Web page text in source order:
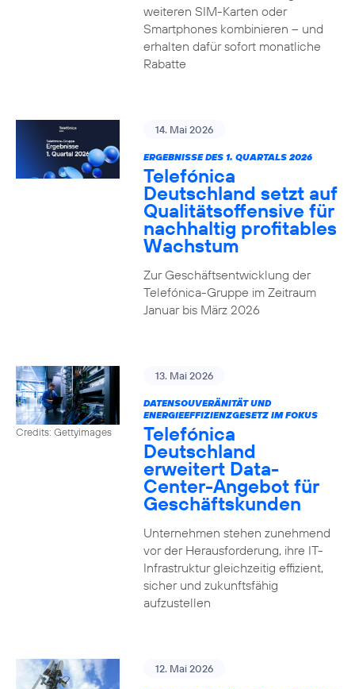
weiteren SIM-Karten oder
Smartphones kombinieren – und
erhalten dafür sofort monatliche
Rabatte
14. Mai 2026
ERGEBNISSE DES 1. QUARTALS 2026
Telefónica
Deutschland setzt auf
Qualitätsoffensive für
nachhaltig profitables
Wachstum
Zur Geschäftsentwicklung der
Telefónica-Gruppe im Zeitraum
Januar bis März 2026
Credits: Gettyimages
13. Mai 2026
DATENSOUVERÄNITÄT UND
ENERGIEEFFIZIENZGESETZ IM FOKUS
Telefónica
Deutschland
erweitert Data-
Center-Angebot für
Geschäftskunden
Unternehmen stehen zunehmend
vor der Herausforderung, ihre IT-
Infrastruktur gleichzeitig effizient,
sicher und zukunftsfähig
aufzustellen
12. Mai 2026